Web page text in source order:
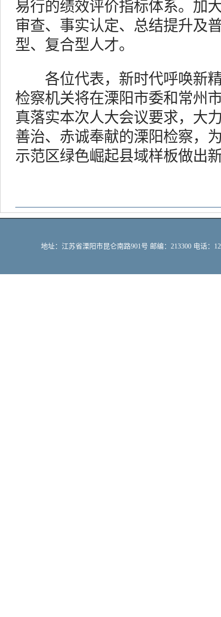
易行的绩效评价指标体系。加
审查、事实认定、总结提升及
型、复合型人才。
各位代表，新时代呼唤新精
检察机关将在溧阳市委和常州
真落实本次人大会议要求，大
善治、赤诚奉献的溧阳检察，
示范区绿色崛起县域样板做出
地址：江苏省溧阳市昆仑南路901号 邮编：213300 电话：